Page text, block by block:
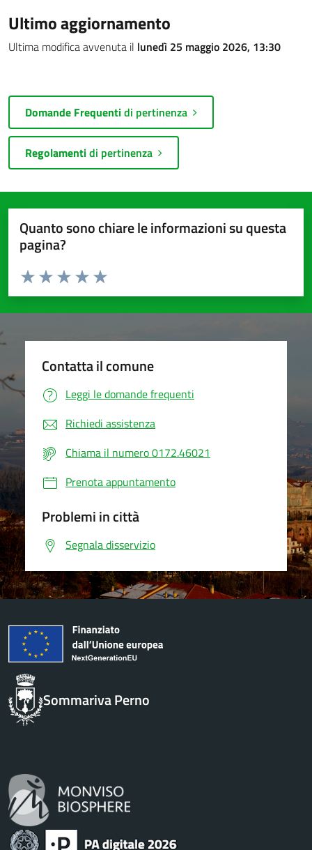
Ultimo aggiornamento
Ultima modifica avvenuta il lunedì 25 maggio 2026, 13:30
Domande Frequentidi pertinenza
Regolamentidi pertinenza
Quanto sono chiare le informazioni su questa
pagina?
Valuta da 1 a 5 stelle la pagina
Valuta 5 stelle su 5
Valuta 4 stelle su 5
Valuta 3 stelle su 5
Valuta 2 stelle su 5
Valuta 1 stelle su 5
Contatta il comune
Leggi le domande frequenti
Richiedi assistenza
Chiama il numero 0172.46021
Prenota appuntamento
Problemi in città
Segnala disservizio
Sommariva Perno